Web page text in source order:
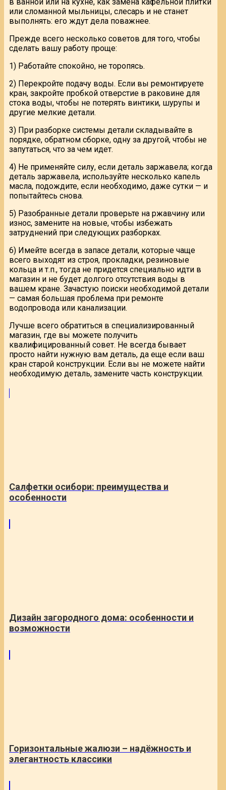
или сломанной мыльницы, слесарь и не станет
выполнять: его ждут дела поважнее.
Прежде всего несколько советов для того, чтобы
сделать вашу работу проще:
1) Работайте спокойно, не торопясь.
2) Перекройте подачу воды. Если вы ремонтируете
кран, закройте пробкой отверстие в раковине для
стока воды, чтобы не потерять винтики, шурупы и
другие мелкие детали.
3) При разборке системы детали складывайте в
порядке, обратном сборке, одну за другой, чтобы не
запутаться, что за чем идет.
4) Не применяйте силу, если деталь заржавела; когда
деталь заржавела, используйте несколько капель
масла, подождите, если необходимо, даже сутки — и
попытайтесь снова.
5) Разобранные детали проверьте на ржавчину или
износ, замените на новые, чтобы избежать
затруднений при следующих разборках.
6) Имейте всегда в запасе детали, которые чаще
всего выходят из строя, прокладки, резиновые
кольца и т.п., тогда не придется специально идти в
магазин и не будет долгого отсутствия воды в
вашем кране. Зачастую поиски необходимой детали
— самая большая проблема при ремонте
водопровода или канализации.
Лучше всего обратиться в специализированный
магазин, где вы можете получить
квалифицированный совет. Не всегда бывает
просто найти нужную вам деталь, да еще если ваш
кран старой конструкции. Если вы не можете найти
необходимую деталь, замените часть конструкции.
Салфетки осибори: преимущества и
особенности
Дизайн загородного дома: особенности и
возможности
Горизонтальные жалюзи – надёжность и
элегантность классики